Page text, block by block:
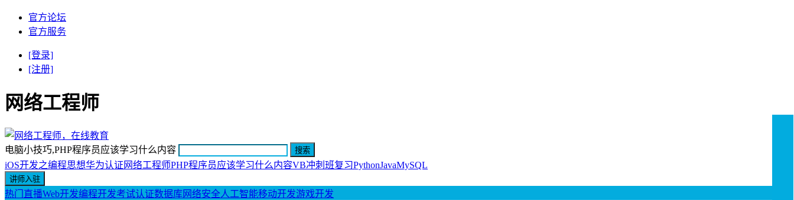
官方论坛
官方服务
[登录]
[注册]
网络工程师
电脑小技巧,PHP程序员应该学习什么内容
iOS开发之编程思想华为认证网络工程师PHP程序员应该学习什么内容VB冲刺班复习PythonJavaMySQL
热门直播Web开发编程开发考试认证数据库网络安全人工智能移动开发游戏开发